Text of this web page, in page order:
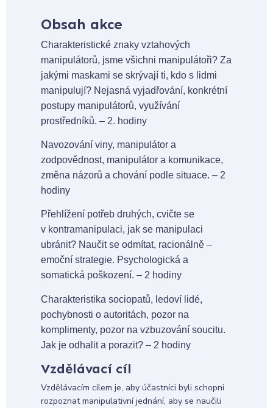
Obsah akce
Charakteristické znaky vztahových
manipulátorů, jsme všichni manipulátoři? Za
jakými maskami se skrývají ti, kdo s lidmi
manipulují? Nejasná vyjadřování, konkrétní
postupy manipulátorů, využívání
prostředníků. – 2. hodiny
Navozování viny, manipulátor a
zodpovědnost, manipulátor a komunikace,
změna názorů a chování podle situace. – 2
hodiny
Přehlížení potřeb druhých, cvičte se
v kontramanipulaci, jak se manipulaci
ubránit? Naučit se odmítat, racionálně –
emoční strategie. Psychologická a
somatická poškození. – 2 hodiny
Charakteristika sociopatů, ledoví lidé,
pochybnosti o autoritách, pozor na
komplimenty, pozor na vzbuzování soucitu.
Jak je odhalit a porazit? – 2 hodiny
Vzdělávací cíl
Vzdělávacím cílem je, aby účastníci byli schopni
rozpoznat manipulativní jednání, aby se naučili